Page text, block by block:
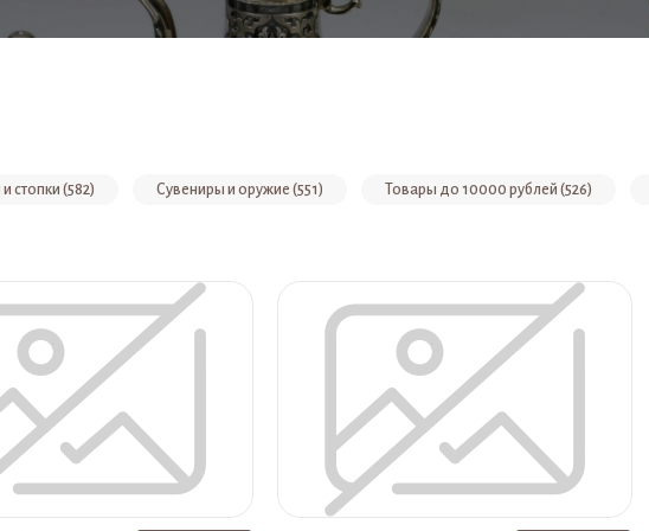
стопки (582) Сувениры и оружие (551) Товары до 10000 рублей (526)
Товары до 50000 рублей (142) Кольца (140) Серебряные чайники (135)
Ручки из серебра (101) Наборы из 2 стаканов (95) Наборы из 6
Серебряные портсигары (74) Кулоны (64) Браслеты
Кубки (49) Наборы на 2 персоны (47) Молочники и креманки (46)
(32) Для специй и соусов (32) Изделия из серебра для мужчин (31)